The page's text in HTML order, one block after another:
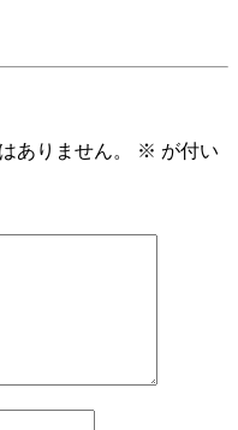
ありません。 ※ が付い